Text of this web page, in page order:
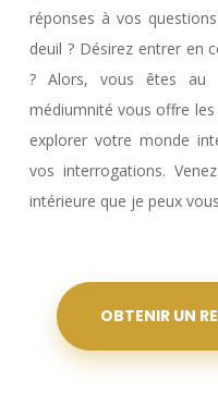
réponses à vos
deuil ? Désirez entrer en
? Alors, vous êtes au
médiumnité vous offre
explorer votre monde
vos interrogations.
intérieure que je peux
OBTENIR UN